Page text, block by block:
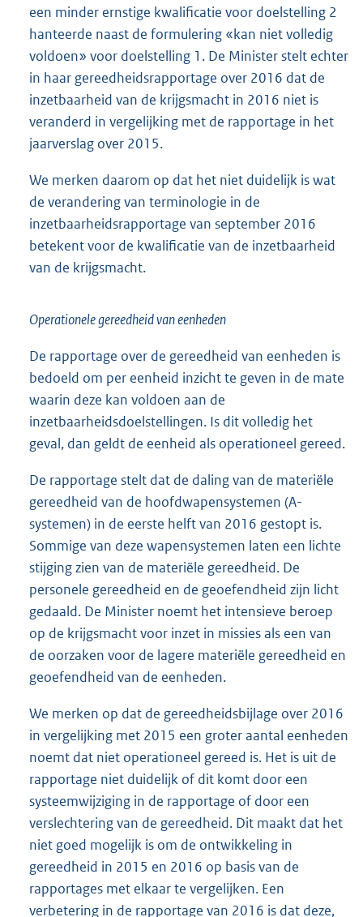
een minder ernstige kwalificatie voor doelstelling 2
hanteerde naast de formulering «kan niet volledig
voldoen» voor doelstelling 1. De Minister stelt echter
in haar gereedheidsrapportage over 2016 dat de
inzetbaarheid van de krijgsmacht in 2016 niet is
veranderd in vergelijking met de rapportage in het
jaarverslag over 2015.
We merken daarom op dat het niet duidelijk is wat
de verandering van terminologie in de
inzetbaarheidsrapportage van september 2016
betekent voor de kwalificatie van de inzetbaarheid
van de krijgsmacht.
Operationele gereedheid van eenheden
De rapportage over de gereedheid van eenheden is
bedoeld om per eenheid inzicht te geven in de mate
waarin deze kan voldoen aan de
inzetbaarheidsdoelstellingen. Is dit volledig het
geval, dan geldt de eenheid als operationeel gereed.
De rapportage stelt dat de daling van de materiële
gereedheid van de hoofdwapensystemen (A-
systemen) in de eerste helft van 2016 gestopt is.
Sommige van deze wapensystemen laten een lichte
stijging zien van de materiële gereedheid. De
personele gereedheid en de geoefendheid zijn licht
gedaald. De Minister noemt het intensieve beroep
op de krijgsmacht voor inzet in missies als een van
de oorzaken voor de lagere materiële gereedheid en
geoefendheid van de eenheden.
We merken op dat de gereedheidsbijlage over 2016
in vergelijking met 2015 een groter aantal eenheden
noemt dat niet operationeel gereed is. Het is uit de
rapportage niet duidelijk of dit komt door een
systeemwijziging in de rapportage of door een
verslechtering van de gereedheid. Dit maakt dat het
niet goed mogelijk is om de ontwikkeling in
gereedheid in 2015 en 2016 op basis van de
rapportages met elkaar te vergelijken. Een
verbetering in de rapportage van 2016 is dat deze,